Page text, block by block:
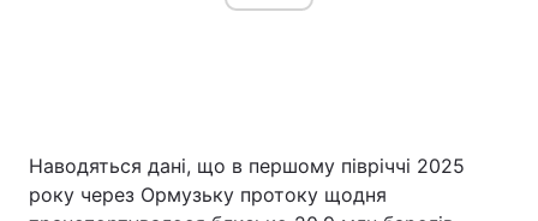
Наводяться дані, що в першому півріччі 2025
року через Ормузьку протоку щодня